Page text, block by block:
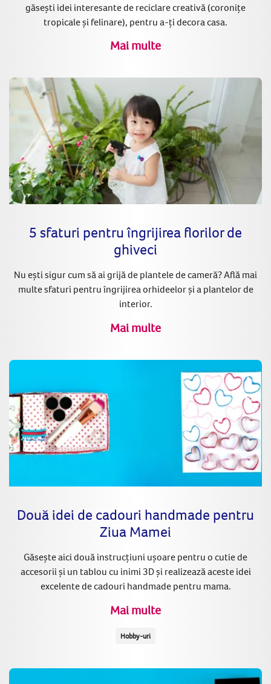
găsești idei interesante de reciclare creativă (coronițe
tropicale și felinare), pentru a-ți decora casa.
Mai multe
5 sfaturi pentru îngrijirea florilor de
ghiveci
Nu ești sigur cum să ai grijă de plantele de cameră? Află mai
multe sfaturi pentru îngrijirea orhideelor și a plantelor de
interior.
Mai multe
Două idei de cadouri handmade pentru
Ziua Mamei
Găsește aici două instrucțiuni ușoare pentru o cutie de
accesorii și un tablou cu inimi 3D și realizează aceste idei
excelente de cadouri handmade pentru mama.
Mai multe
Hobby-uri